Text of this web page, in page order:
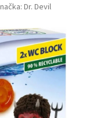
Dr. Devil